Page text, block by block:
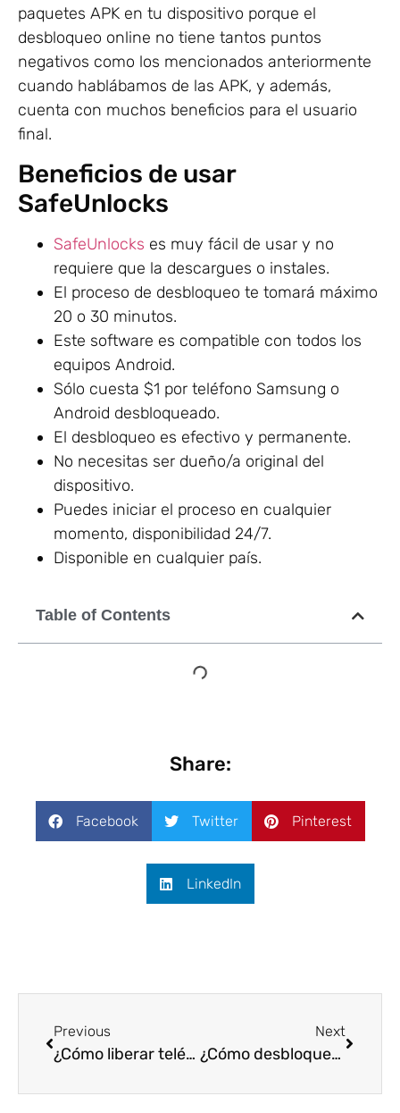
paquetes APK en tu dispositivo porque el
desbloqueo online no tiene tantos puntos
negativos como los mencionados anteriormente
cuando hablábamos de las APK, y además,
cuenta con muchos beneficios para el usuario
final.
Beneficios de usar
SafeUnlocks
SafeUnlocks es muy fácil de usar y no
requiere que la descargues o instales.
El proceso de desbloqueo te tomará máximo
20 o 30 minutos.
Este software es compatible con todos los
equipos Android.
Sólo cuesta $1 por teléfono Samsung o
Android desbloqueado.
El desbloqueo es efectivo y permanente.
No necesitas ser dueño/a original del
dispositivo.
Puedes iniciar el proceso en cualquier
momento, disponibilidad 24/7.
Disponible en cualquier país.
Table of Contents
Share:
Facebook Twitter Pinterest
LinkedIn
Previous
¿Cómo liberar teléfono en Perú? ¡Método 100% en línea!
Next
¿Cómo desbloquear red de tarjeta SIM en un Samsung S22?